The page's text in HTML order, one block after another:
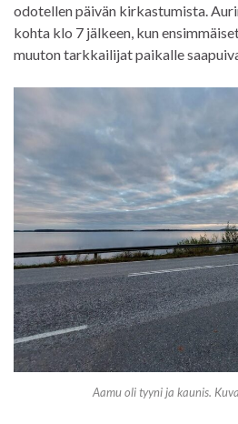
odotellen päivän kirkastumista.
kohta klo 7 jälkeen, kun
muuton tarkkailijat paikalle
Aamu oli tyyni ja kaunis.